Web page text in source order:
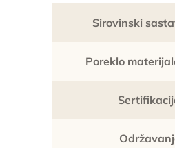
Sirovinski
Poreklo